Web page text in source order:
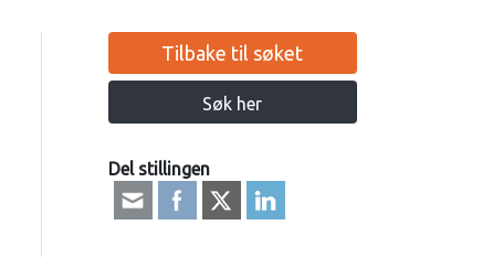
Tilbake til søket
Søk her
Del stillingen